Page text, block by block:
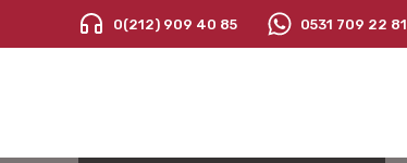
0(212) 909 40 85 0531 709 22 81